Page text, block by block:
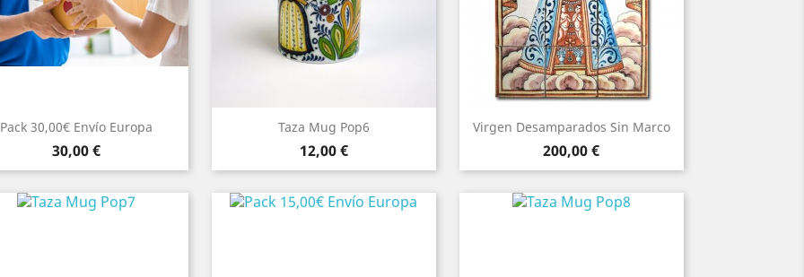
Pack 30,00€ Envío Europa
Precio
30,00 €
Taza Mug Pop6
Precio
12,00 €
Virgen Desamparados Sin Marco
Precio
200,00 €